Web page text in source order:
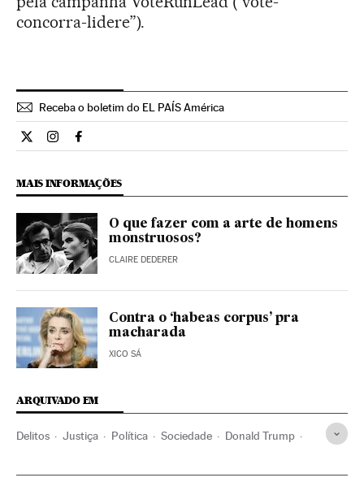
concorra-lidere”).
Receba o boletim do EL PAÍS América
Internacional El País Brasil en Twitter
Internacional El País Brasil en Instagram
Internacional El País Brasil en Facebook
MAIS INFORMAÇÕES
O que fazer com a arte de homens
monstruosos?
CLAIRE DEDERER
Contra o ‘habeas corpus’ pra
macharada
XICO SÁ
ARQUIVADO EM
Delitos Justiça Política Sociedade Donald Trump